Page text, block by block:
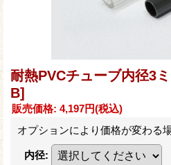
耐熱PVCチューブ内径3
B]
販売価格: 4,197円(税込)
オプションにより価格が変わる
内径: